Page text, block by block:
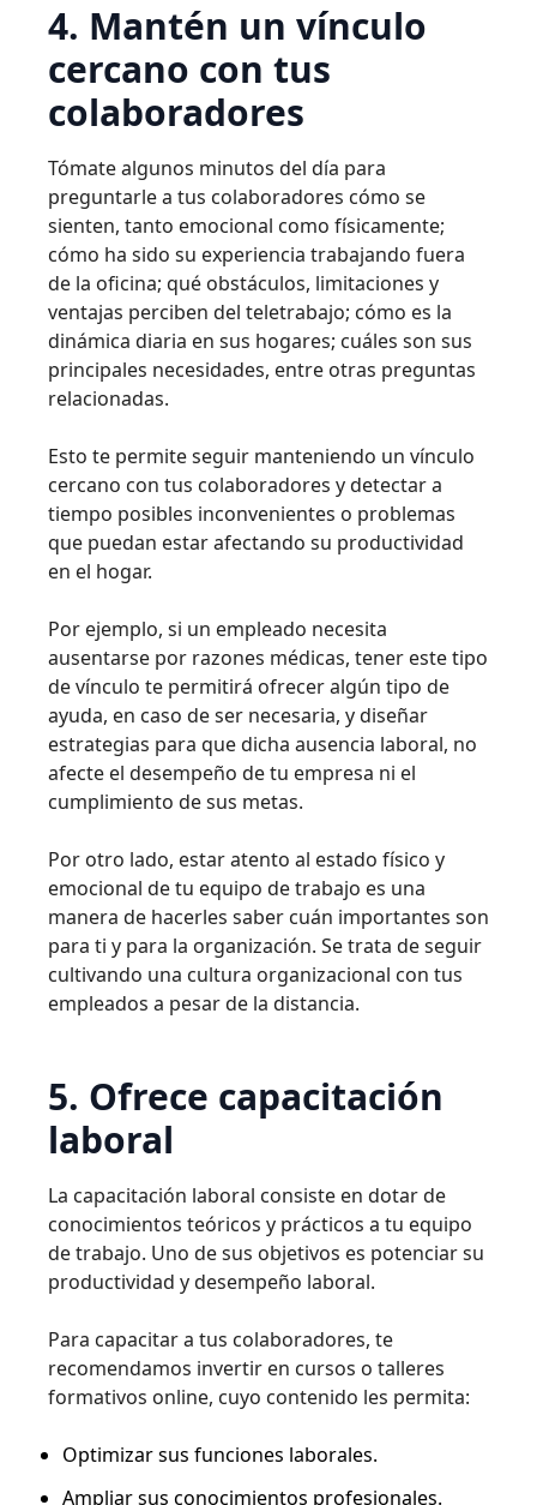
4. Mantén un vínculo
cercano con tus
colaboradores
Tómate algunos minutos del día para
preguntarle a tus colaboradores cómo se
sienten, tanto emocional como físicamente;
cómo ha sido su experiencia trabajando fuera
de la oficina; qué obstáculos, limitaciones y
ventajas perciben del teletrabajo; cómo es la
dinámica diaria en sus hogares; cuáles son sus
principales necesidades, entre otras preguntas
relacionadas.
Esto te permite seguir manteniendo un vínculo
cercano con tus colaboradores y detectar a
tiempo posibles inconvenientes o problemas
que puedan estar afectando su productividad
en el hogar.
Por ejemplo, si un empleado necesita
ausentarse por razones médicas, tener este tipo
de vínculo te permitirá ofrecer algún tipo de
ayuda, en caso de ser necesaria, y diseñar
estrategias para que dicha ausencia laboral, no
afecte el desempeño de tu empresa ni el
cumplimiento de sus metas.
Por otro lado, estar atento al estado físico y
emocional de tu equipo de trabajo es una
manera de hacerles saber cuán importantes son
para ti y para la organización. Se trata de seguir
cultivando una cultura organizacional con tus
empleados a pesar de la distancia.
5. Ofrece capacitación
laboral
La capacitación laboral consiste en dotar de
conocimientos teóricos y prácticos a tu equipo
de trabajo. Uno de sus objetivos es potenciar su
productividad y desempeño laboral.
Para capacitar a tus colaboradores, te
recomendamos invertir en cursos o talleres
formativos online, cuyo contenido les permita:
Optimizar sus funciones laborales.
Ampliar sus conocimientos profesionales.